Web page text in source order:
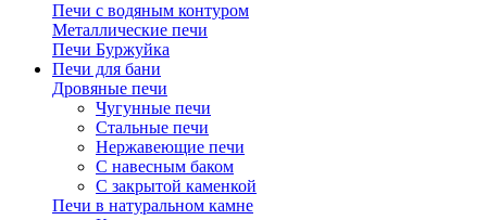
Печи с водяным контуром
Металлические печи
Печи Буржуйка
Печи для бани
Дровяные печи
Чугунные печи
Стальные печи
Нержавеющие печи
С навесным баком
С закрытой каменкой
Печи в натуральном камне